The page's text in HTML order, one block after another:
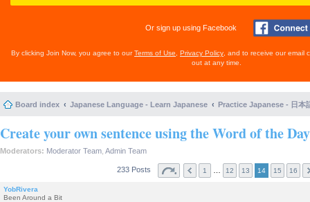
Or sign up using Facebook
By clicking Join Now, you agree to ourTerms of Use Privacy Policy , and to receive our email
out at any time.
Board index Japanese Language - Learn Japanese Practice Japanese - 日本
Create your own sentence using the Word of the
Moderators: Moderator Team Admin Team
233 Posts 1 12 13 14 15 16
YobRivera
Been Around a Bit